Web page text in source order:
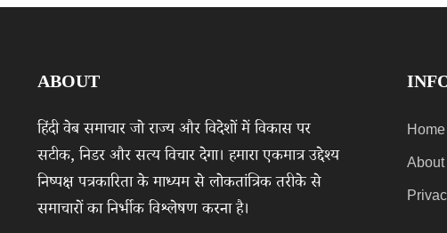
ABOUT
हिंदी वेब समाचार जो राज्य और विदेशों में विकास पर
सटीक, निडर और सत्य विचार देगा। हमारा एकमात्र उद्देश्य
निष्पक्ष पत्रकारिता के माध्यम से लोकतांत्रिक तरीके से
समाचारों का निर्भीक विश्लेषण करना है।
Home